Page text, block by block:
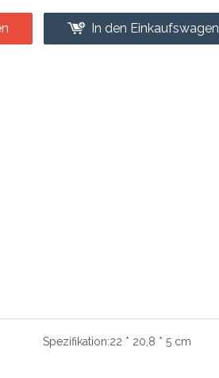
In den Einkaufswagen
Spezifikation:22 * 20,8 * 5 cm